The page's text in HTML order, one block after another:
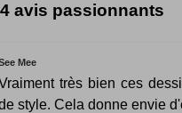
4 avis passionnants
Mee
très bien ces
style. Cela donne envie